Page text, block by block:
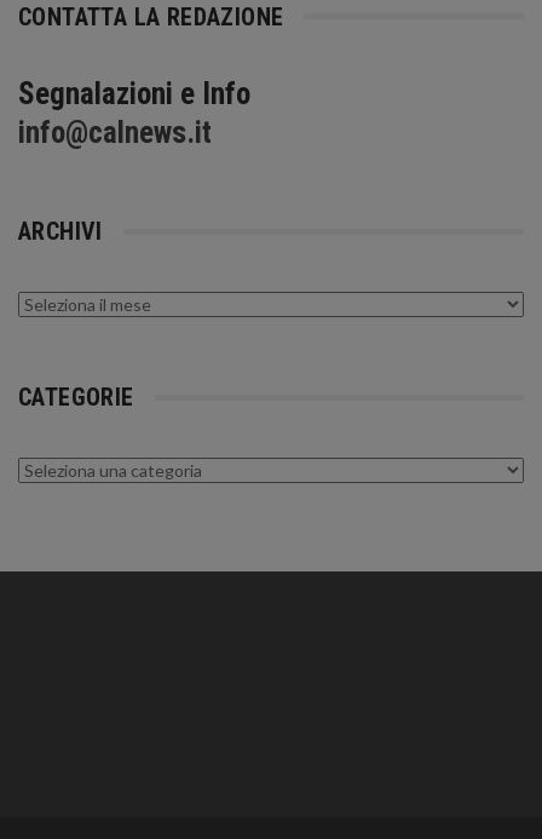
CONTATTA LA REDAZIONE
Segnalazioni e Info
info@calnews.it
ARCHIVI
Archivi
CATEGORIE
Categorie